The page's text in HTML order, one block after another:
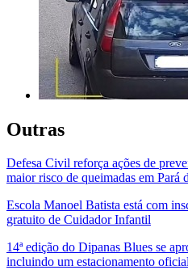
Outras
Defesa Civil reforça ações de
maior risco de queimadas em Pará
Escola Manoel Batista está com
gratuito de Cuidador Infantil
14ª edição do Dipanas Blues se
incluindo um estacionamento